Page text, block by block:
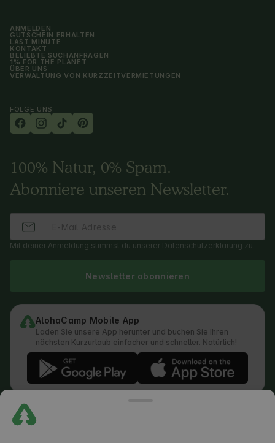
ANMELDEN
GUTSCHEIN ERHALTEN
LAST MINUTE
KONTAKT
BELIEBTE SUCHANFRAGEN
1% FOR THE PLANET
ÜBER UNS
VERWALTUNG VON KURZZEITVERMIETUNGEN
FOLGE UNS
100% Natur, 0% Spam.
Abonniere unseren Newsletter.
Mit deiner Anmeldung stimmst du unserer Datenschutzerklärung zu.
Newsletter abonnieren
AlohaCamp Mobile App
Laden Sie unsere App herunter und buchen Sie Ihren
nächsten Kurzurlaub einfacher und schneller. Natürlich!